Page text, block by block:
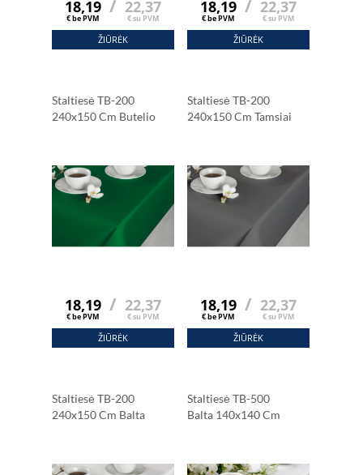
18,19
€ be PVM
/ 22,37
€ su PVM
ŽIŪRĖK
18,19
€ be PVM
/ 22,37
€ su PVM
ŽIŪRĖK
Staltiesė TB-200
240x150 Cm Butelio
18,19
€ be PVM
/ 22,37
€ su PVM
ŽIŪRĖK
Staltiesė TB-200
240x150 Cm Tamsiai
18,19
€ be PVM
/ 22,37
€ su PVM
ŽIŪRĖK
Staltiesė TB-200
240x150 Cm Balta
Staltiesė TB-500
Balta 140x140 Cm